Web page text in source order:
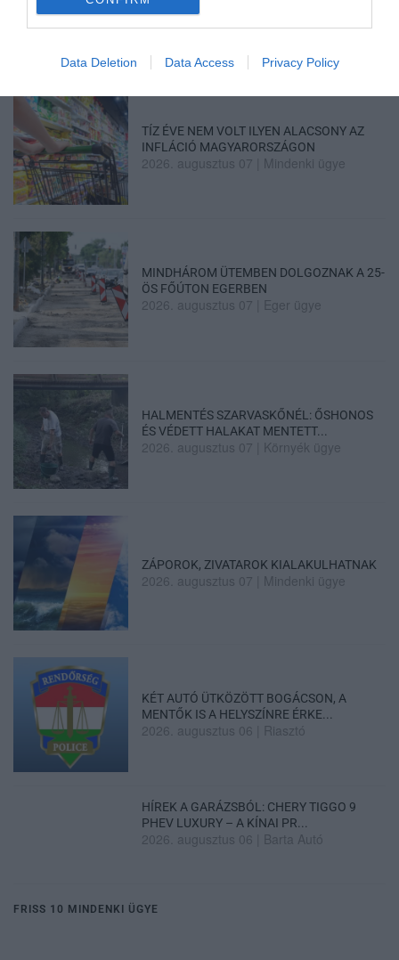
Data Deletion Data Access Privacy Policy
LEÁLLÍTOTT SZOLGÁLTATÁSOK AZ EGRI...
2026. augusztus 07
TÍZ ÉVE NEM VOLT ILYEN ALACSONY AZ
INFLÁCIÓ MAGYARORSZÁGON
2026. augusztus 07 Mindenki ügye
MINDHÁROM ÜTEMBEN DOLGOZNAK A 25-
ÖS FŐÚTON EGERBEN
2026. augusztus 07 Eger ügye
HALMENTÉS SZARVASKŐNÉL: ŐSHONOS
ÉS VÉDETT HALAKAT MENTETT...
2026. augusztus 07 Környék ügye
ZÁPOROK, ZIVATAROK KIALAKULHATNAK
2026. augusztus 07 Mindenki ügye
KÉT AUTÓ ÜTKÖZÖTT BOGÁCSON, A
MENTŐK IS A HELYSZÍNRE ÉRKE...
2026. augusztus 06 Riasztó
HÍREK A GARÁZSBÓL: CHERY TIGGO 9
PHEV LUXURY – A KÍNAI PR...
2026. augusztus 06 Barta Autó
FRISS 10 MINDENKI ÜGYE